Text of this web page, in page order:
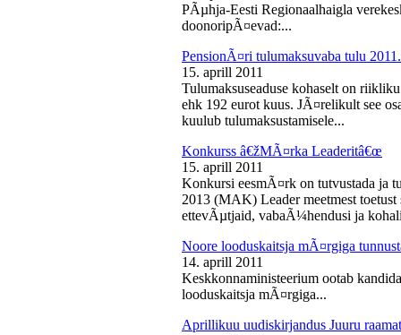
PÃµhja-Eesti Regionaalhaigla
doonoripÃ¤evad:...
PensionÃ¤ri tulumaksuvaba tulu
15. aprill 2011
Tulumaksuseaduse kohaselt on
ehk 192 eurot kuus. JÃ¤relikult see
kuulub tulumaksustamisele...
Konkurss â€žMÃ¤rka Leaderitâ€œ
15. aprill 2011
Konkursi eesmÃ¤rk on tutvustada ja
2013 (MAK) Leader meetmest
ettevÃµtjaid, vabaÃ¼hendusi ja
Noore looduskaitsja mÃ¤rgiga
14. aprill 2011
Keskkonnaministeerium ootab
looduskaitsja mÃ¤rgiga...
Aprillikuu uudiskirjandus Juuru